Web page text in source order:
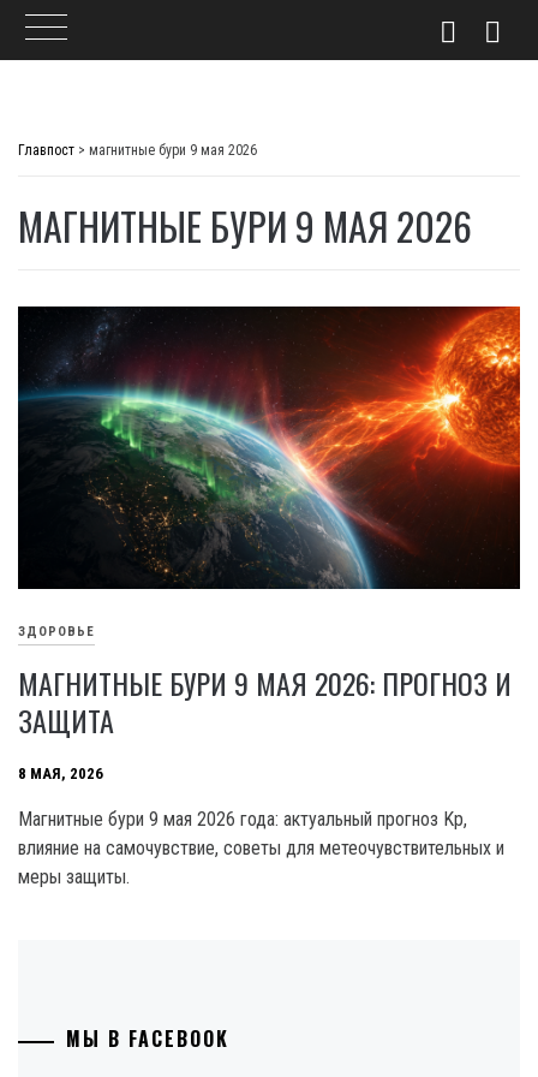
Главпост > магнитные бури 9 мая 2026
МАГНИТНЫЕ БУРИ 9 МАЯ 2026
ЗДОРОВЬЕ
МАГНИТНЫЕ БУРИ 9 МАЯ 2026: ПРОГНОЗ И
ЗАЩИТА
8 МАЯ, 2026
Магнитные бури 9 мая 2026 года: актуальный прогноз Kp,
влияние на самочувствие, советы для метеочувствительных и
меры защиты.
МЫ В FACEBOOK